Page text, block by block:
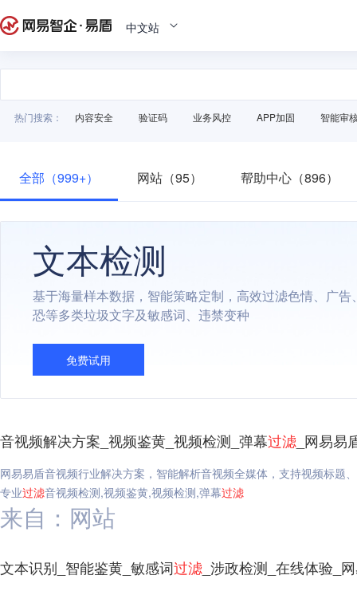
中文站
热门搜索： 内容安全 验证码 业务风控 APP加固 智能审
全部（999+） 网站（95） 帮助中心（896）
文本检测
基于海量样本数据，智能策略定制，高效过滤色情、广告
恐等多类垃圾文字及敏感词、违禁变种
免费试用
音视频解决方案_视频鉴黄_视频检测_弹幕过滤 _网易易
网易易盾音视频行业解决方案，智能解析音视频全媒体，支持视频标题
专业过滤音视频检测,视频鉴黄,视频检测,弹幕过滤
来自：网站
文本识别_智能鉴黄_敏感词过滤 _涉政检测_在线体验_